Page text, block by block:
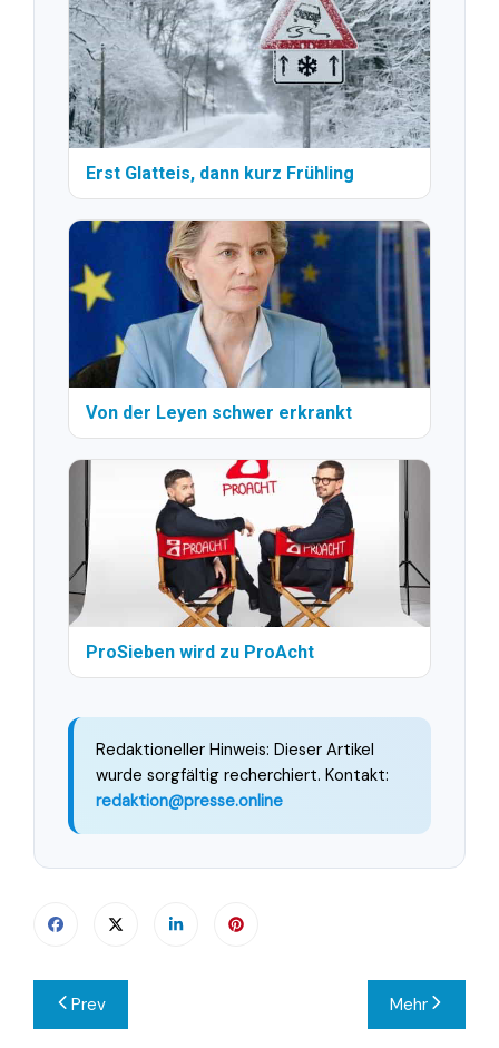
Erst Glatteis, dann kurz Frühling
Von der Leyen schwer erkrankt
ProSieben wird zu ProAcht
Redaktioneller Hinweis: Dieser Artikel
wurde sorgfältig recherchiert. Kontakt:
redaktion@presse.online
Beitragsnavigation
Prev Mehr